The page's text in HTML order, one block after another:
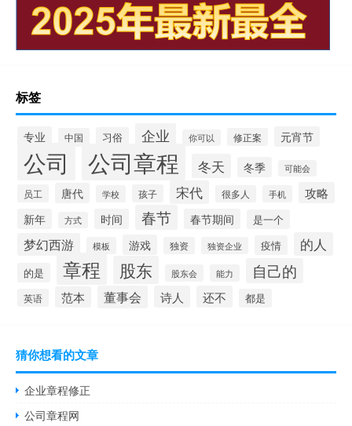
标签
专业 中国 习俗 企业 你可以 修正案 元宵节
公司 公司章程 冬天 冬季 可能会
员工 唐代 学校 孩子 宋代 很多人 手机 攻略
新年 方式 时间 春节 春节期间 是一个
梦幻西游 模板 游戏 独资 独资企业 疫情 的人
的是 章程 股东 股东会 能力 自己的
英语 范本 董事会 诗人 还不 都是
猜你想看的文章
企业章程修正
公司章程网